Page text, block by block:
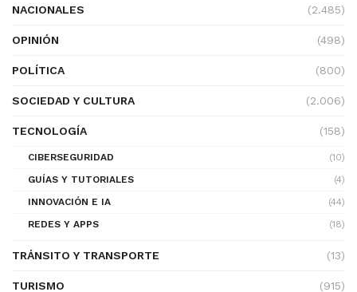
NACIONALES (2.485)
OPINIÓN (498)
POLÍTICA (800)
SOCIEDAD Y CULTURA (2.006)
TECNOLOGÍA (158)
CIBERSEGURIDAD
(10)
GUÍAS Y TUTORIALES
(4)
INNOVACIÓN E IA
(44)
REDES Y APPS
(18)
TRÁNSITO Y TRANSPORTE (13)
TURISMO (915)